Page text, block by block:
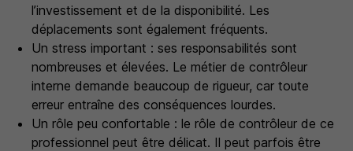
l’investissement et de la disponibilité. Les
déplacements sont également fréquents.
Un stress important : ses responsabilités sont
nombreuses et élevées. Le métier de contrôleur
interne demande beaucoup de rigueur, car toute
erreur entraîne des conséquences lourdes.
Un rôle peu confortable : le rôle de contrôleur de ce
professionnel peut être délicat. Il peut parfois être